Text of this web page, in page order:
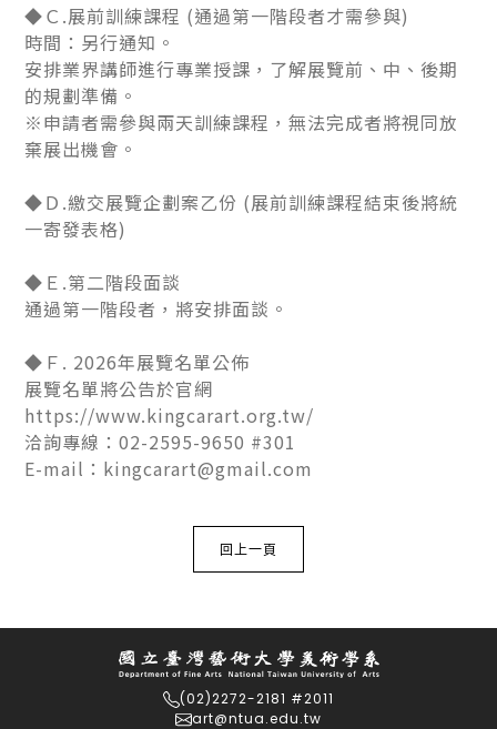
◆Ｃ.展前訓練課程 (通過第一階段者才需參與)
時間：另行通知。
安排業界講師進行專業授課，了解展覽前、中、後期
的規劃準備。
※申請者需參與兩天訓練課程，無法完成者將視同放
棄展出機會。
◆Ｄ.繳交展覽企劃案乙份 (展前訓練課程結束後將統
一寄發表格)
◆Ｅ.第二階段面談
通過第一階段者，將安排面談。
◆Ｆ. 2026年展覽名單公佈
展覽名單將公告於官網
https://www.kingcarart.org.tw/
洽詢專線：02-2595-9650 #301
E-mail：kingcarart@gmail.com
回上一頁
(02)2272-2181 #2011
art@ntua.edu.tw